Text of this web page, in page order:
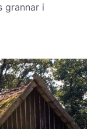
grannar i